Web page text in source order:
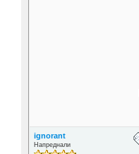
ignorant
Напреднали